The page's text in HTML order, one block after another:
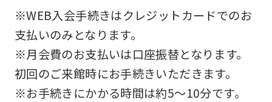
※WEB入会手続きはクレジットカードでのお
支払いのみとなります。
※月会費のお支払いは口座振替となります。
初回のご来館時にお手続きいただきます。
※お手続きにかかる時間は約5～10分です。